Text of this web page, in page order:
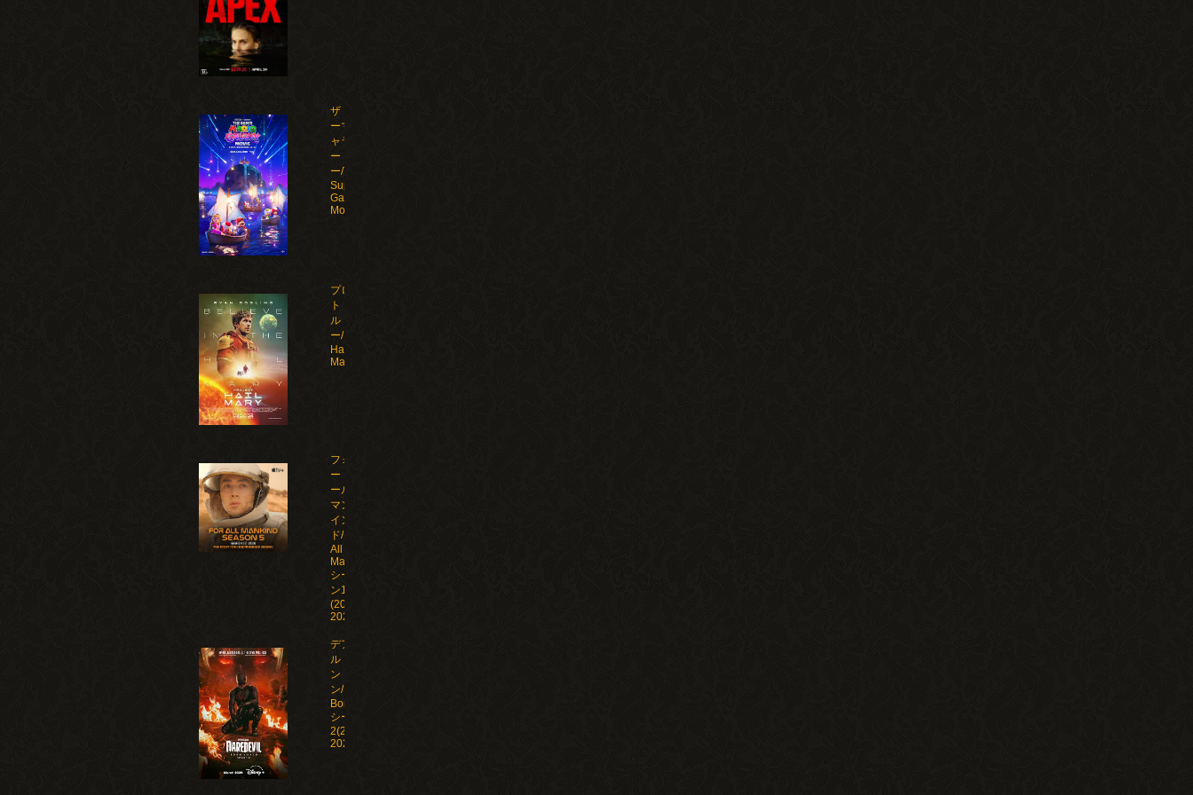
ザ・スーパ
ーマリオギ
ャラクシ
ー・ムービ
ー/The
Super Mario
Galaxy
Movie(2026)
プロジェク
ト・ヘイ
ル・メアリ
ー/Project
Hail
Mary(2026)
フォ
ー・オ
ール・
マンカ
イン
ド/For
All
Mankind
シーズ
ン1-5
(2019-
2026)
デアデビ
ル：ボー
ン・アゲイ
ン/Daredevil:
Born Again
シーズン1-
2(2025-
2026)